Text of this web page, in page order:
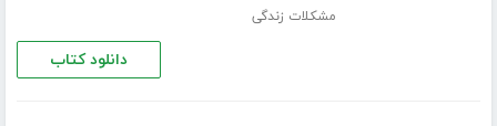
مشکلات زندگی
دانلود کتاب